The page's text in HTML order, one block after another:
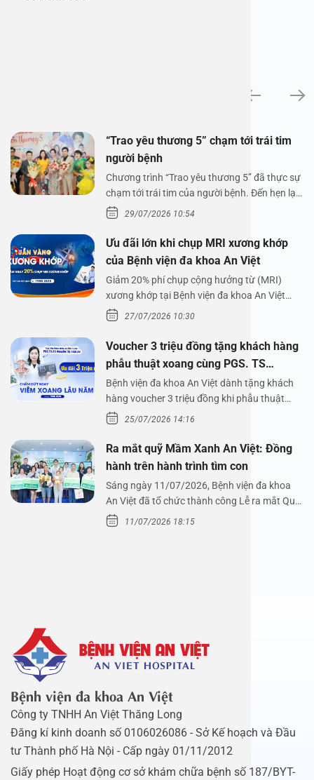
“Trao yêu thương 5” chạm tới trái tim
người bệnh
Chương trình “Trao yêu thương 5” đã thực sự
chạm tới trái tim của người bệnh. Đến hẹn lại
lên,…29/07/2026 10:54
Ưu đãi lớn khi chụp MRI xương khớp
của Bệnh viện đa khoa An Việt
Giảm 20% phí chụp cộng hưởng từ (MRI)
xương khớp tại Bệnh viện đa khoa An Việt
Bệnh viện đa…
27/07/2026 10:30
Voucher 3 triệu đồng tặng khách hàng
phẫu thuật xoang cùng PGS. TS
Nguyễn Thị Hoài An
Bệnh viện đa khoa An Việt dành tặng khách
hàng voucher 3 triệu đồng khi phẫu thuật
xoang cùng PGS.…
25/07/2026 14:16
Ra mắt quỹ Mầm Xanh An Việt: Đồng
hành trên hành trình tìm con
Sáng ngày 11/07/2026, Bệnh viện đa khoa
An Việt đã tổ chức thành công Lễ ra mắt Quỹ
Mầm Xanh…
11/07/2026 18:15
Bệnh viện đa khoa An Việt
Công ty TNHH An Việt Thăng Long
Đăng kí kinh doanh số 0106026086 - Sở Kế hoạch và Đầu
tư Thành phố Hà Nội - Cấp ngày 01/11/2012
Giấy phép Hoạt động cơ sở khám chữa bệnh số 187/BYT-